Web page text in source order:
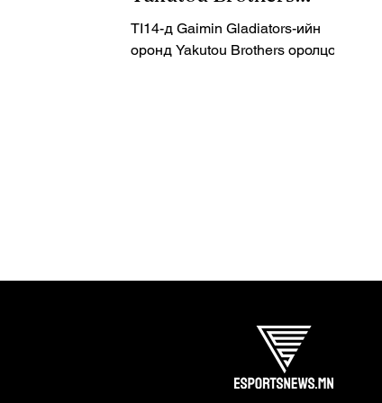
оролцоно
TI14-д Gaimin Gladiators-ийн
оронд Yakutou Brothers оролцоно